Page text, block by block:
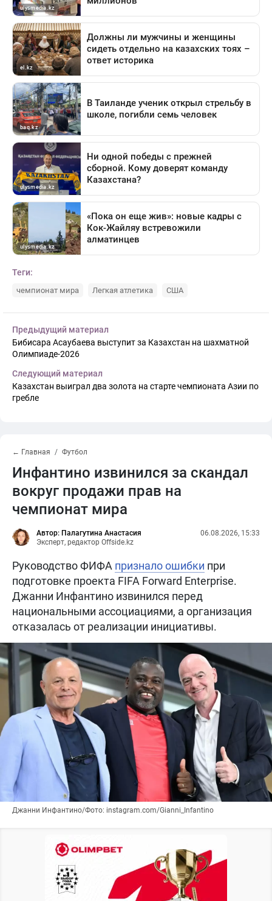
Теги:
чемпионат мира Легкая атлетика США
Предыдущий материал
Бибисара Асаубаева выступит за Казахстан на шахматной
Олимпиаде-2026
Следующий материал
Казахстан выиграл два золота на старте чемпионата Азии по
гребле
← Главная Футбол
Инфантино извинился за скандал
вокруг продажи прав на
чемпионат мира
Автор: Палагутина Анастасия
Эксперт, редактор Offside.kz
06.08.2026, 15:33
Руководство ФИФА признало ошибки при
подготовке проекта FIFA Forward Enterprise.
Джанни Инфантино извинился перед
национальными ассоциациями, а организация
отказалась от реализации инициативы.
Джанни Инфантино/Фото: instagram.com/Gianni_Infantino